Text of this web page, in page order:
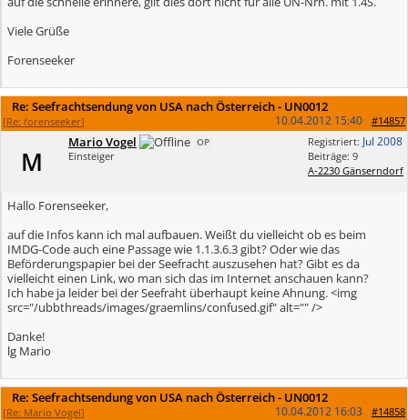
Viele Grüße
Forenseeker
Re: Seefrachtsendung von USA nach Österreich - UN0012
[Re: forenseeker] #14857
10.04.2012 15:40
Registriert: Jul 2008
Beiträge: 9
A-2230 Gänserndorf
M
Mario Vogel OP
Einsteiger
Hallo Forenseeker,
auf die Infos kann ich mal aufbauen. Weißt du vielleicht ob es beim
IMDG-Code auch eine Passage wie 1.1.3.6.3 gibt? Oder wie das
Beförderungspapier bei der Seefracht auszusehen hat? Gibt es da
vielleicht einen Link, wo man sich das im Internet anschauen kann?
Ich habe ja leider bei der Seefraht überhaupt keine Ahnung. <img
src="/ubbthreads/images/graemlins/confused.gif" alt="" />
Danke!
lg Mario
Re: Seefrachtsendung von USA nach Österreich - UN0012
[Re: Mario Vogel] #14858
10.04.2012 16:03